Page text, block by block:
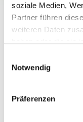
soziale Medien,
Partner führen
weiteren Daten
haben oder die sie
Notwendig
Präferenzen
EWE-